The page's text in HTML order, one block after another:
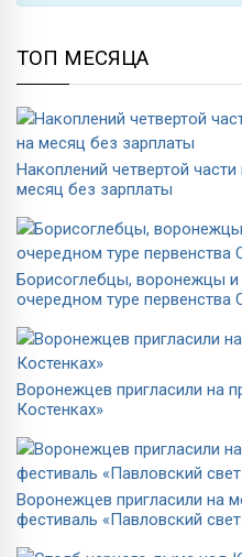
ТОП МЕСЯЦА
Накоплений четвертой
месяц без зарплаты
Борисоглебцы, воронежцы
очередном туре
Воронежцев пригласили на
Костенках»
Воронежцев пригласили на
фестиваль «Павловский